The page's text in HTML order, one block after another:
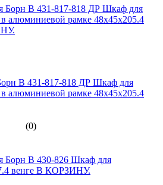
B 431-817-818 ДР Шкаф для
алюминиевой рамке 48х45х205.4
(0)